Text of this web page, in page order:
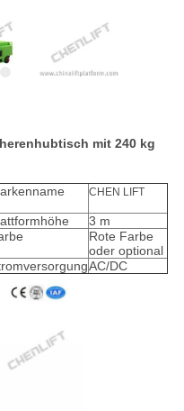
mit 240 kg
CHEN LIFT
3 m
Rote Farbe
oder optional
AC/DC